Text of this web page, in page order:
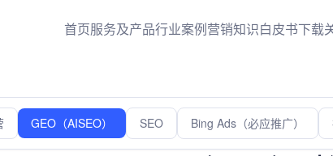
首页服务及产品行业案例营销知识白皮书下载
GEO（AISEO） SEO Bing Ads（必应推广）